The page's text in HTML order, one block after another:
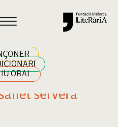
ORAL
Cercar
servera